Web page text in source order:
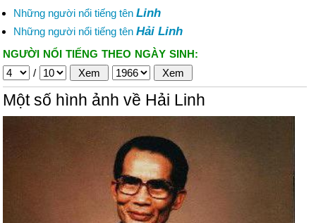
Những người nổi tiếng tên Linh
Những người nổi tiếng tên Hải Linh
NGƯỜI NỔI TIẾNG THEO NGÀY SINH:
/
Một số hình ảnh về Hải Linh